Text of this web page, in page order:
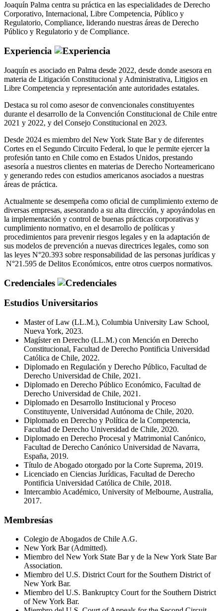
Joaquín Palma centra su práctica en las especialidades de Derecho
Corporativo, Internacional, Libre Competencia, Público y
Regulatorio, Compliance, liderando nuestras áreas de Derecho
Público y Regulatorio y de Compliance.
Experiencia
Joaquín es asociado en Palma desde 2022, desde donde asesora en
materia de Litigación Constitucional y Administrativa, Litigios en
Libre Competencia y representación ante autoridades estatales.
Destaca su rol como asesor de convencionales constituyentes
durante el desarrollo de la Convención Constitucional de Chile entre
2021 y 2022, y del Consejo Constitucional en 2023.
Desde 2024 es miembro del New York State Bar y de diferentes
Cortes en el Segundo Circuito Federal, lo que le permite ejercer la
profesión tanto en Chile como en Estados Unidos, prestando
asesoría a nuestros clientes en materias de Derecho Norteamericano
y generando redes con estudios americanos asociados a nuestras
áreas de práctica.
Actualmente se desempeña como oficial de cumplimiento externo de
diversas empresas, asesorando a su alta dirección, y apoyándolas en
la implementación y control de buenas prácticas corporativas y
cumplimiento normativo, en el desarrollo de políticas y
procedimientos para prevenir riesgos legales y en la adaptación de
sus modelos de prevención a nuevas directrices legales, como son
las leyes N°20.393 sobre responsabilidad de las personas jurídicas y
N°21.595 de Delitos Económicos, entre otros cuerpos normativos.
Credenciales
Estudios Universitarios
Master of Law (LL.M.), Columbia University Law School,
Nueva York, 2023.
Magíster en Derecho (LL.M.) con Mención en Derecho
Constitucional, Facultad de Derecho Pontificia Universidad
Católica de Chile, 2022.
Diplomado en Regulación y Derecho Público, Facultad de
Derecho Universidad de Chile, 2021.
Diplomado en Derecho Público Económico, Facultad de
Derecho Universidad de Chile, 2021.
Diplomado en Desarrollo Institucional y Proceso
Constituyente, Universidad Autónoma de Chile, 2020.
Diplomado en Derecho y Política de la Competencia,
Facultad de Derecho Universidad de Chile, 2020.
Diplomado en Derecho Procesal y Matrimonial Canónico,
Facultad de Derecho Canónico Universidad de Navarra,
España, 2019.
Título de Abogado otorgado por la Corte Suprema, 2019.
Licenciado en Ciencias Jurídicas, Facultad de Derecho
Pontificia Universidad Católica de Chile, 2018.
Intercambio Académico, University of Melbourne, Australia,
2017.
Membresías
Colegio de Abogados de Chile A.G.
New York Bar (Admitted).
Miembro del New York State Bar y de la New York State Bar
Association.
Miembro del U.S. District Court for the Southern District of
New York Bar.
Miembro del U.S. Bankruptcy Court for the Southern District
of New York Bar.